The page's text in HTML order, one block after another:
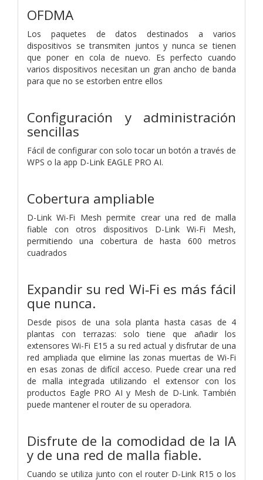
OFDMA
Los paquetes de datos destinados a varios
dispositivos se transmiten juntos y nunca se tienen
que poner en cola de nuevo. Es perfecto cuando
varios dispositivos necesitan un gran ancho de banda
para que no se estorben entre ellos
Configuración y administración
sencillas
Fácil de configurar con solo tocar un botón a través de
WPS o la app D-Link EAGLE PRO AI.
Cobertura ampliable
D-Link Wi-Fi Mesh permite crear una red de malla
fiable con otros dispositivos D-Link Wi-Fi Mesh,
permitiendo una cobertura de hasta 600 metros
cuadrados
Expandir su red Wi‑Fi es más fácil
que nunca.
Desde pisos de una sola planta hasta casas de 4
plantas con terrazas: solo tiene que añadir los
extensores Wi-Fi E15 a su red actual y disfrutar de una
red ampliada que elimine las zonas muertas de Wi-Fi
en esas zonas de difícil acceso. Puede crear una red
de malla integrada utilizando el extensor con los
productos Eagle PRO AI y Mesh de D-Link. También
puede mantener el router de su operadora.
Disfrute de la comodidad de la IA
y de una red de malla fiable.
Cuando se utiliza junto con el router D-Link R15 o los